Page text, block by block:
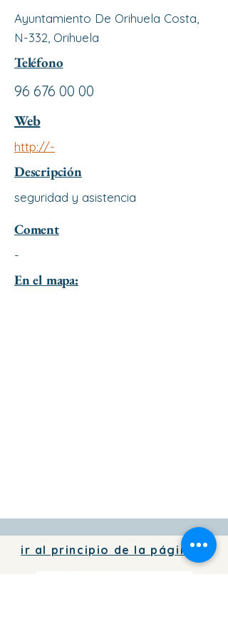
Ayuntamiento De Orihuela Costa,
N-332, Orihuela
Teléfono
96 676 00 00
Web
http://-
Descripción
seguridad y asistencia
Coment
-
En el mapa:
ir al principio de la página